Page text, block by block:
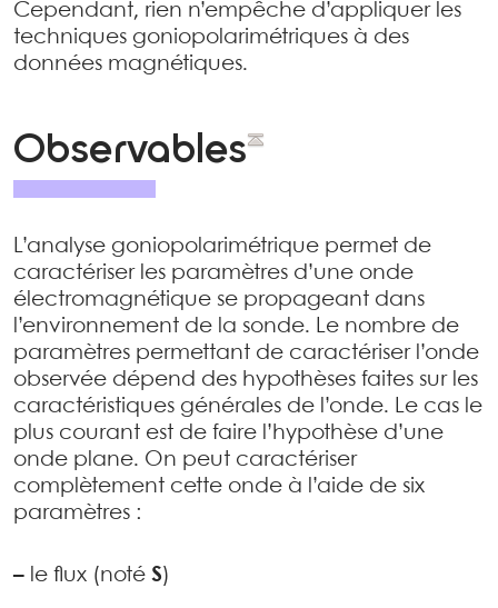
Cependant, rien n’empêche d’appliquer les
techniques goniopolarimétriques à des
données magnétiques.
Observables
L’analyse goniopolarimétrique permet de
caractériser les paramètres d’une onde
électromagnétique se propageant dans
l’environnement de la sonde. Le nombre de
paramètres permettant de caractériser l’onde
observée dépend des hypothèses faites sur les
caractéristiques générales de l’onde. Le cas le
plus courant est de faire l’hypothèse d’une
onde plane. On peut caractériser
complètement cette onde à l’aide de six
paramètres :
– le flux (noté S)